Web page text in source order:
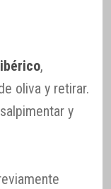
,
oliva y retirar.
y